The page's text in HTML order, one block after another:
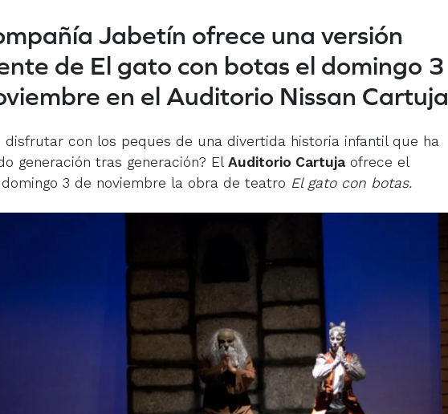
Jabetín ofrece una versión
de El gato con botas el domingo 3
en el Auditorio Nissan Cartuja
disfrutar con los peques de una divertida historia infantil que ha
generación tras generación? El Auditorio Cartujaofrece el
3 de noviembre la obra de teatro El gato con botas.